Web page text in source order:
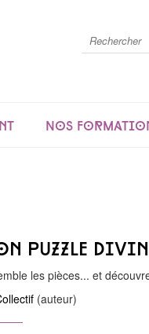
Nos
puzzle
les pièces... et
(auteur)